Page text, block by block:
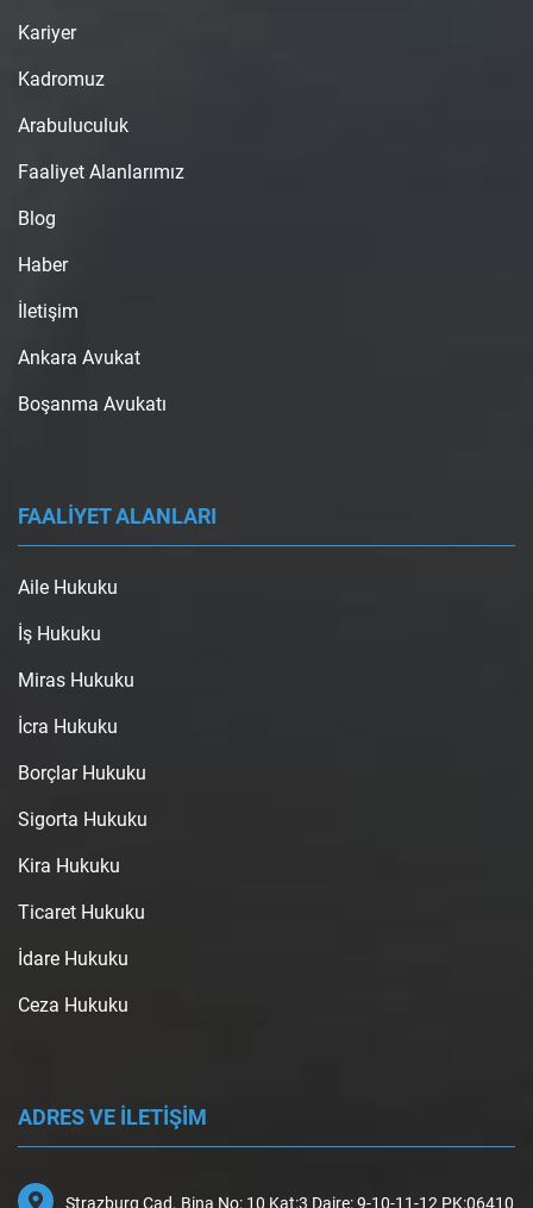
Kariyer
Kadromuz
Arabuluculuk
Faaliyet Alanlarımız
Blog
Haber
İletişim
Ankara Avukat
Boşanma Avukatı
FAALİYET ALANLARI
Aile Hukuku
İş Hukuku
Miras Hukuku
İcra Hukuku
Borçlar Hukuku
Sigorta Hukuku
Kira Hukuku
Ticaret Hukuku
İdare Hukuku
Ceza Hukuku
ADRES VE İLETİŞİM
Strazburg Cad. Bina No: 10 Kat:3 Daire: 9-10-11-12 PK:06410